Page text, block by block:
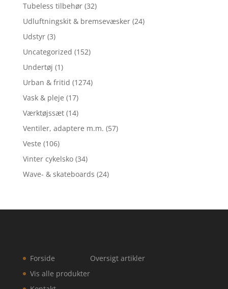
Tubeless tilbehør (32)
Udluftningskit & bremsevæsker (24)
Udstyr (3)
Uncategorized (152)
Undertøj (1)
Urban & fritid (1274)
Vask & pleje (17)
Værktøjssæt (14)
Ventiler, adaptere m.m. (57)
Veste (106)
Vinter cykelsko (34)
Wave- & skateboards (24)
Forside
Vis alle produkter
Oversigt artikler